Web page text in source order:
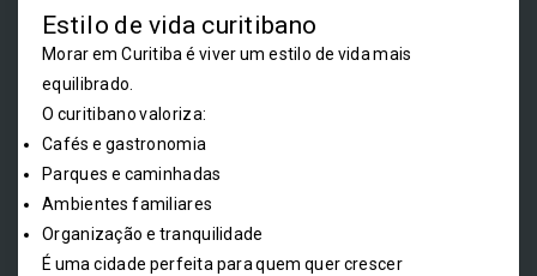
Estilo de vida curitibano
Morar em Curitiba é viver um estilo de vida mais
equilibrado.
O curitibano valoriza:
Cafés e gastronomia
Parques e caminhadas
Ambientes familiares
Organização e tranquilidade
É uma cidade perfeita para quem quer crescer